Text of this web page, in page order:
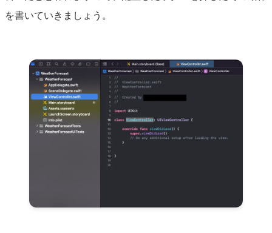
を書いていきましょう。